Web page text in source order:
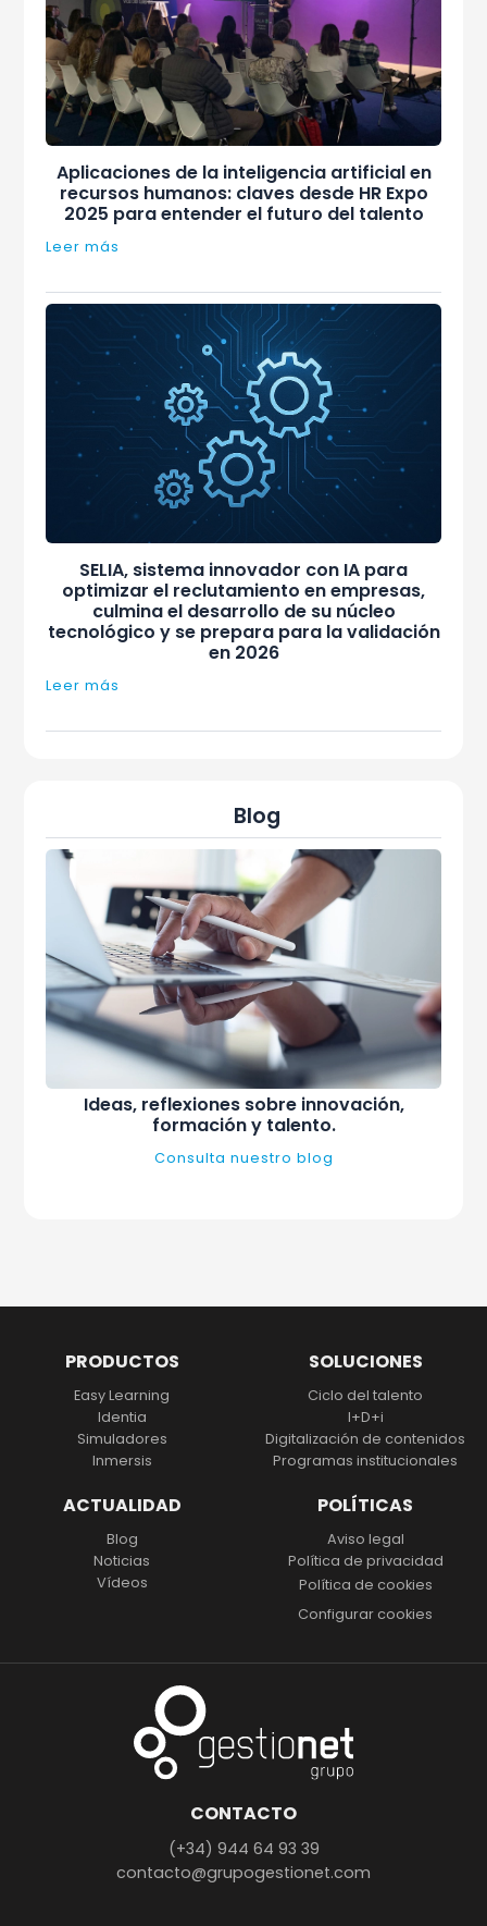
Aplicaciones de la inteligencia artificial en
recursos humanos: claves desde HR Expo
2025 para entender el futuro del talento
Leer más
SELIA, sistema innovador con IA para
optimizar el reclutamiento en empresas,
culmina el desarrollo de su núcleo
tecnológico y se prepara para la validación
en 2026
Leer más
Blog
Ideas, reflexiones sobre innovación,
formación y talento.
Consulta nuestro blog
PRODUCTOS
Easy Learning
Identia
Simuladores
Inmersis
SOLUCIONES
Ciclo del talento
I+D+i
Digitalización de contenidos
Programas institucionales
ACTUALIDAD
Blog
Noticias
Vídeos
POLÍTICAS
Aviso legal
Política de privacidad
Política de cookies
Configurar cookies
CONTACTO
(+34) 944 64 93 39
contacto@grupogestionet.com